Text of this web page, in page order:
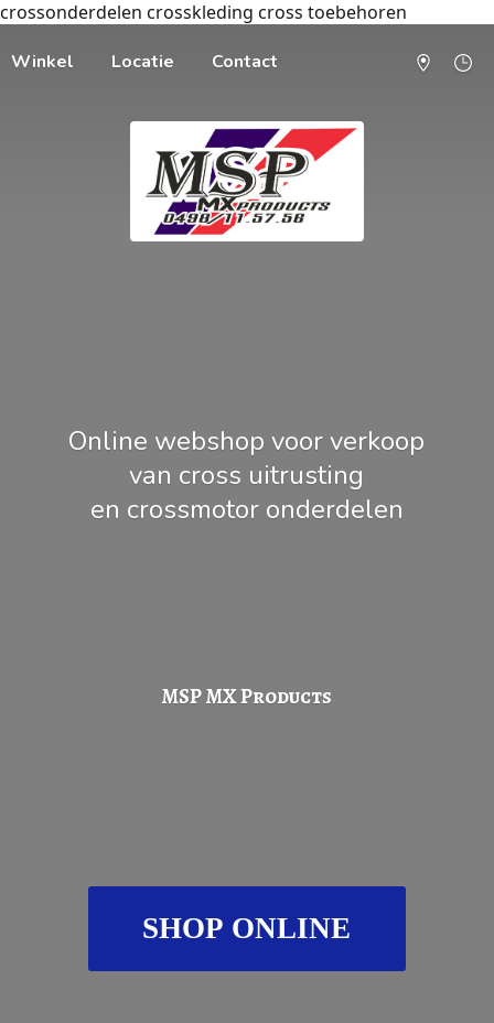
crossonderdelen crosskleding cross toebehoren
Winkel Locatie Contact
MSPMX Products
Online webshop voor verkoop
van cross uitrusting
en crossmotor onderdelen
SHOP ONLINE